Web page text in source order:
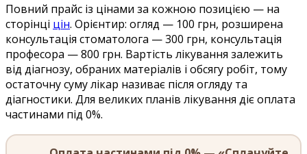
Повний прайс із цінами за кожною позицією — на
сторінці цін. Орієнтир: огляд — 100 грн, розширена
консультація стоматолога — 300 грн, консультація
професора — 800 грн. Вартість лікування залежить
від діагнозу, обраних матеріалів і обсягу робіт, тому
остаточну суму лікар називає після огляду та
діагностики. Для великих планів лікування діє оплата
частинами під 0%.